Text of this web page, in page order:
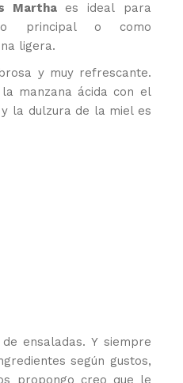
Martha es ideal para
principal o como
ligera.
y muy refrescante.
manzana ácida con el
la dulzura de la miel es
ensaladas. Y siempre
según gustos,
propongo creo que le